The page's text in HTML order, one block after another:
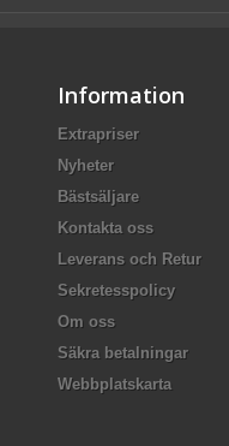
Information
Extrapriser
Nyheter
Bästsäljare
Kontakta oss
Leverans och Retur
Sekretesspolicy
Om oss
Säkra betalningar
Webbplatskarta